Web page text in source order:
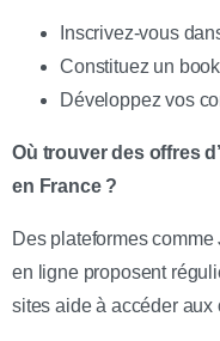
Inscrivez-vous
Constituez un
Développez vos
Où trouver des offres
en France ?
Des plateformes
en ligne proposent
sites aide à accéder aux